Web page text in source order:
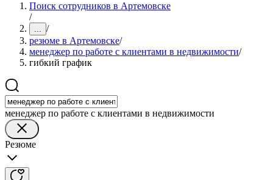
Поиск сотрудников в Артемовске
/
... /
резюме в Артемовске/
менеджер по работе с клиентами в недвижимости/
гибкий график
менеджер по работе с клиентами в недвижимости
Резюме